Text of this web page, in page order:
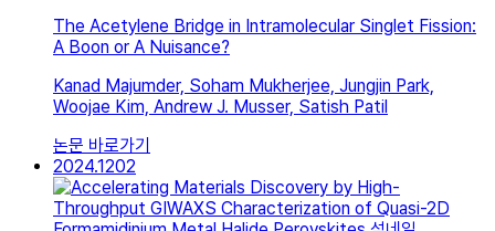
The Acetylene Bridge in Intramolecular Singlet Fission:
A Boon or A Nuisance?
Kanad Majumder, Soham Mukherjee, Jungjin Park,
Woojae Kim, Andrew J. Musser, Satish Patil
논문 바로가기
2024.1202